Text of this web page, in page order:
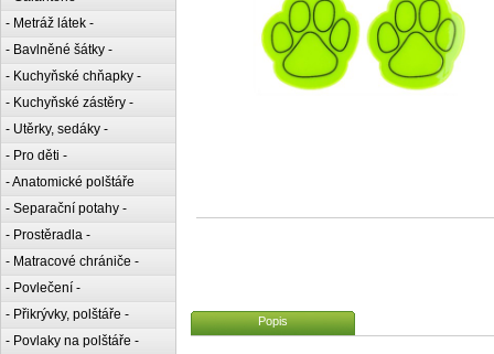
- Metráž látek -
- Bavlněné šátky -
- Kuchyňské chňapky -
- Kuchyňské zástěry -
- Utěrky, sedáky -
- Pro děti -
- Anatomické polštáře
- Separační potahy -
- Prostěradla -
- Matracové chrániče -
- Povlečení -
- Přikrývky, polštáře -
- Povlaky na polštáře -
Popis